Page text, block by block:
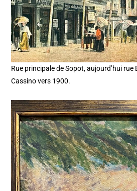
Rue principale de Sopot, aujourd’hui
Cassino vers 1900.